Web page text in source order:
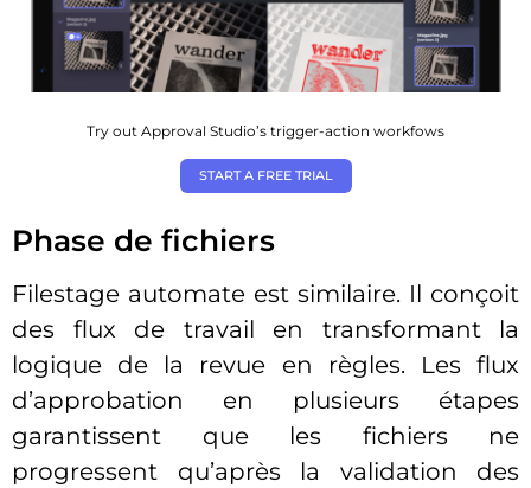
Try out Approval Studio’s trigger-action workfows
START A FREE TRIAL
Phase de fichiers
Filestage automate est similaire. Il conçoit
des flux de travail en transformant la
logique de la revue en règles. Les flux
d’approbation en plusieurs étapes
garantissent que les fichiers ne
progressent qu’après la validation des